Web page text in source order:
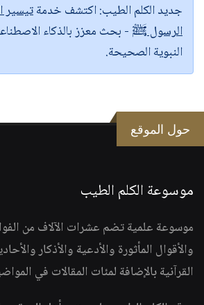
جديد الكلم الطيب:اكتشف خدمةتيسير
الرسول ﷺ - بحث معزز بالذكاء
النبوية الصحيحة.
حول الموقع
موسوعة الكلم الطيب
موسوعة علمية تضم عشرات الآلاف من
والأقوال المأثورة والأدعية والأذكار
القرآنية بالإضافة لمئات المقالات في